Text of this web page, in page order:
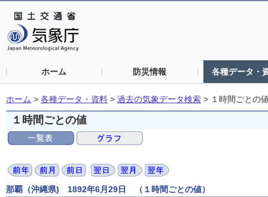
ホーム 防災情報 各種データ・
ホーム > 各種データ・資料 > 過去の気象データ検索 > １時間ごとの
１時間ごとの値
那覇（沖縄県) 1892年6月29日 （１時間ごとの値）